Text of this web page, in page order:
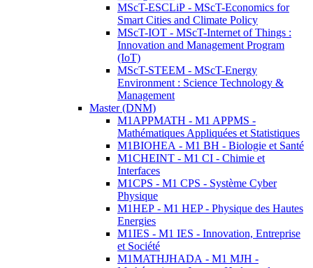
MScT-ESCLiP - MScT-Economics for
Smart Cities and Climate Policy
MScT-IOT - MScT-Internet of Things :
Innovation and Management Program
(IoT)
MScT-STEEM - MScT-Energy
Environment : Science Technology &
Management
Master (DNM)
M1APPMATH - M1 APPMS -
Mathématiques Appliquées et Statistiques
M1BIOHEA - M1 BH - Biologie et Santé
M1CHEINT - M1 CI - Chimie et
Interfaces
M1CPS - M1 CPS - Système Cyber
Physique
M1HEP - M1 HEP - Physique des Hautes
Energies
M1IES - M1 IES - Innovation, Entreprise
et Société
M1MATHJHADA - M1 MJH -